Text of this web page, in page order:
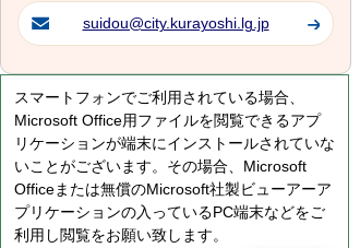
suidou@city.kurayoshi.lg.jp
スマートフォンでご利用されている場合、
Microsoft Office用ファイルを閲覧できるアプ
リケーションが端末にインストールされていな
いことがございます。その場合、Microsoft
Officeまたは無償のMicrosoft社製ビューアーア
プリケーションの入っているPC端末などをご
利用し閲覧をお願い致します。